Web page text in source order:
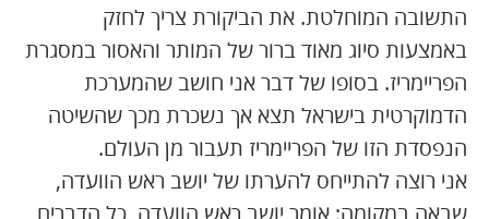
התשובה המוחלטת. את הביקורת צריך לחזק
באמצעות סיוג מאוד ברור של המותר והאסור במסגרת
הפריימריז. בסופו של דבר אני חושב שהמערכת
הדמוקרטית בישראל תצא אך נשכרת מכך שהשיטה
הנפסדת הזו של הפריימריז תעבור מן העולם.
אני רוצה להתייחס להערתו של יושב ראש הוועדה,
שבאה במקומה; אומר יושב ראש הוועדה, כל הדברים